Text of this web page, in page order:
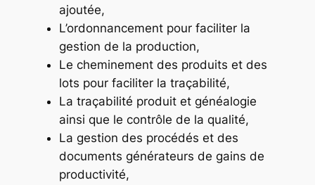
ajoutée,
L’ordonnancement pour faciliter la
gestion de la production,
Le cheminement des produits et des
lots pour faciliter la traçabilité,
La traçabilité produit et généalogie
ainsi que le contrôle de la qualité,
La gestion des procédés et des
documents générateurs de gains de
productivité,